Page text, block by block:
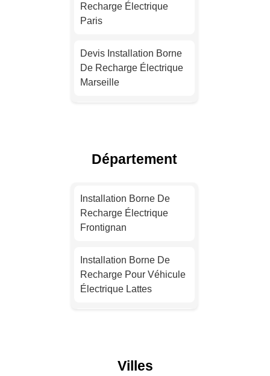
Recharge Électrique
Paris
Devis Installation Borne
De Recharge Électrique
Marseille
Toulouse
Nice
Installation Borne De
Département
Installation Borne De
Recharge Électrique
Frontignan
Installation Borne De
Recharge Pour Véhicule
Électrique Lattes
Villes